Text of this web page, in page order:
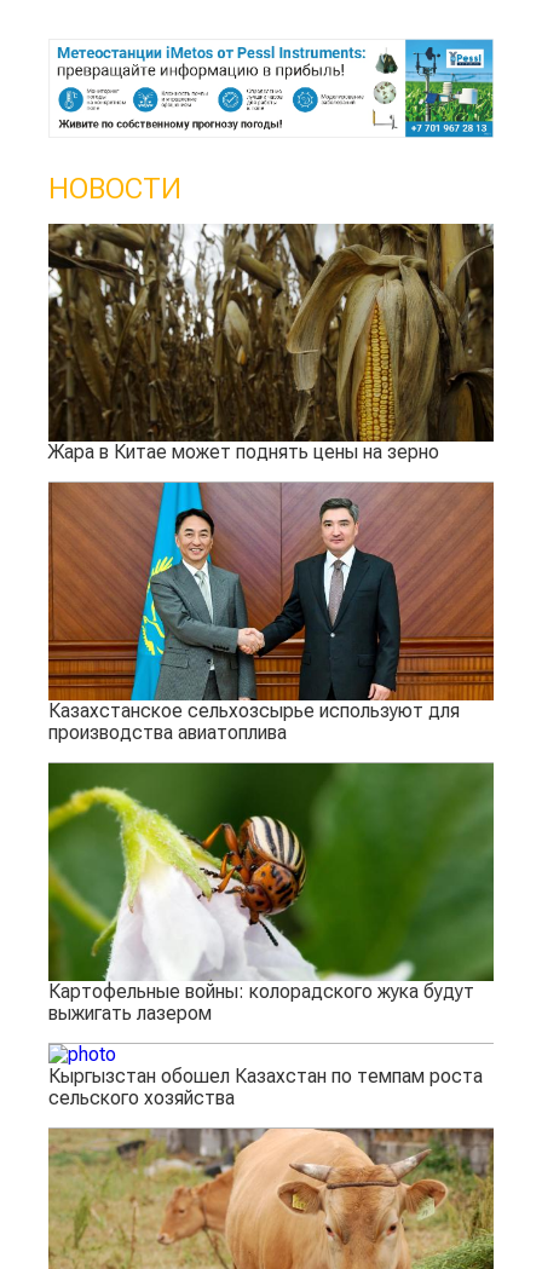
НОВОСТИ
Жара в Китае может поднять цены на зерно
Казахстанское сельхозсырье используют для
производства авиатоплива
Картофельные войны: колорадского жука будут
выжигать лазером
Кыргызстан обошел Казахстан по темпам роста
сельского хозяйства